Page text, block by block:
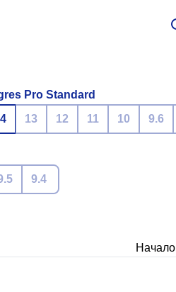
Pro Standard
13 12 11 10 9.6
9.4
Начало